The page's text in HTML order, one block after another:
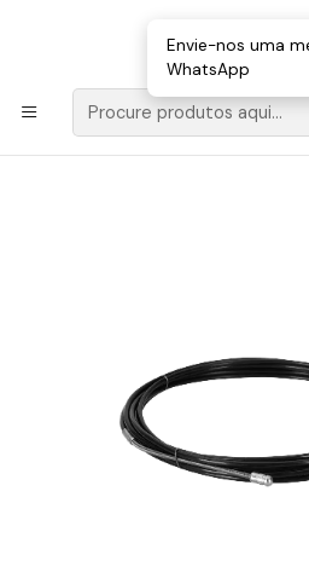
Loja Valongo: 220 150 143
E-mail: geral@movenergy.pt
Início
Reboque ( Guia ) De Nylon
Envie-nos uma
WhatsApp